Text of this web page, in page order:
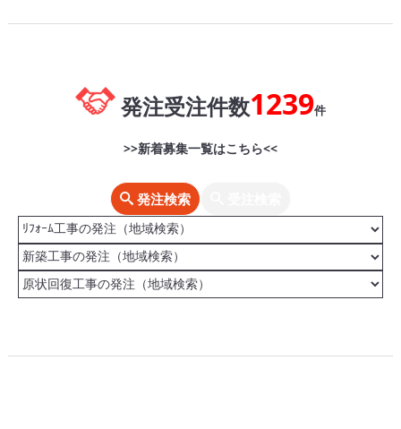
発注受注件数1239件
>>新着募集一覧はこちら<<
発注検索